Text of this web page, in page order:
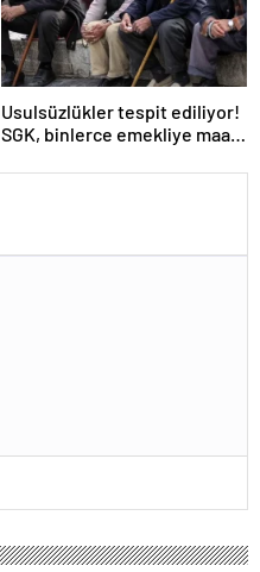
Usulsüzlükler tespit ediliyor!
SGK, binlerce emekliye maaş